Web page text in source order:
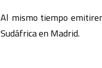
Al mismo tiempo
Sudáfrica en Madrid.